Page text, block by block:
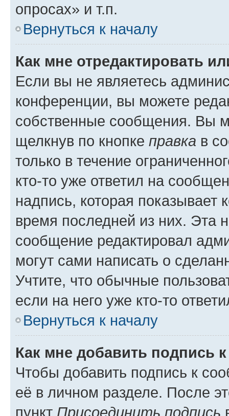
опросах» и т.п.
Вернуться к началу
Как мне отредактировать
Если вы не являетесь
конференции, вы можете
собственные сообщения. Вы
щелкнув по кнопке правка в
только в течение
кто-то уже ответил на
надпись, которая показывает
время последней из них. Эта
сообщение редактировал
могут сами написать о
Учтите, что обычные
если на него уже кто-то
Вернуться к началу
Как мне добавить подпись
Чтобы добавить подпись к
её в личном разделе. После
пункт Присоединить подпись